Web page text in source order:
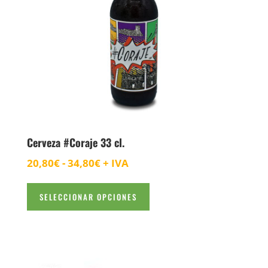
Cerveza #Coraje 33 cl.
20,80€-34,80€Rango
precios:
desde
+ IVA
SELECCIONAR OPCIONES